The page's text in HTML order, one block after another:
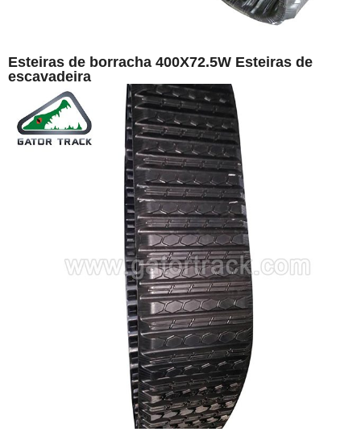
Esteiras de borracha 400X72.5W Esteiras de
escavadeira